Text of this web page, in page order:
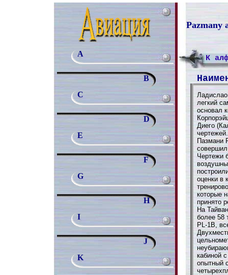
Pazmany
A
B
C
D
E
F
G
H
I
J
K
К
легкий
основал
Диего
Пазмани
совершил
Чертежи
оценки в
которые
принято
На
более 58
PL-1B,
кабиной
опытный